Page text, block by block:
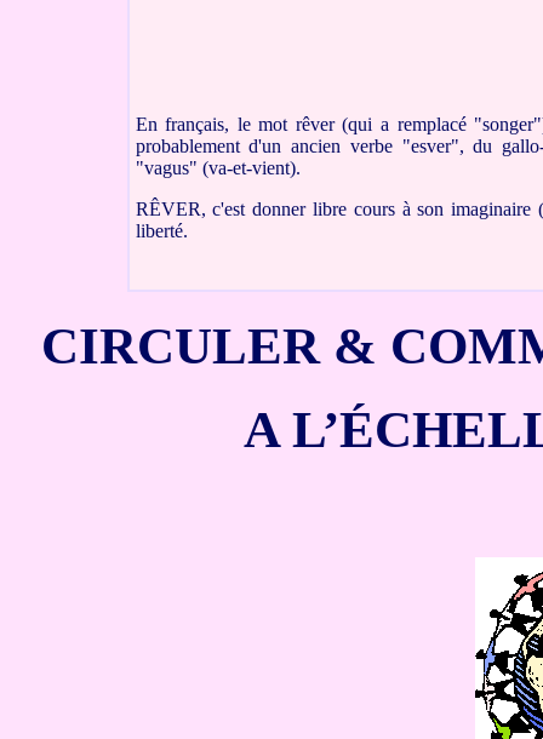
En français, le mot rêver (qui a remplacé
probablement d'un ancien verbe "esver", du
"vagus" (va-et-vient).
RÊVER, c'est donner libre cours à son imaginaire
liberté.
CIRCULER &
A